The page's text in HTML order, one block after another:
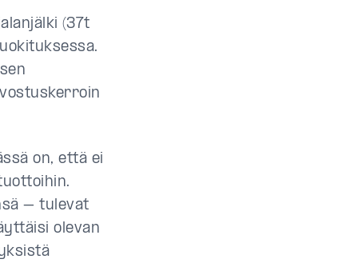
(37t
on, että ei
– tulevat
olevan